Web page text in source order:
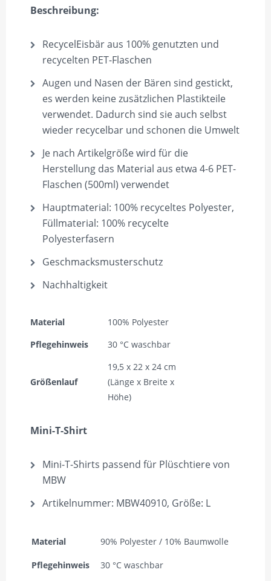
Beschreibung:
RecycelEisbär aus 100% genutzten und
recycelten PET-Flaschen
Augen und Nasen der Bären sind gestickt,
es werden keine zusätzlichen Plastikteile
verwendet. Dadurch sind sie auch selbst
wieder recycelbar und schonen die Umwelt
Je nach Artikelgröße wird für die
Herstellung das Material aus etwa 4-6 PET-
Flaschen (500ml) verwendet
Hauptmaterial: 100% recyceltes Polyester,
Füllmaterial: 100% recycelte
Polyesterfasern
Geschmacksmusterschutz
Nachhaltigkeit
Material
100% Polyester
Pflegehinweis
30 °C waschbar
Größenlauf
19,5 x 22 x 24 cm
(Länge x Breite x
Höhe)
Mini-T-Shirt
Mini-T-Shirts passend für Plüschtiere von
MBW
Artikelnummer: MBW40910, Größe: L
Material 90% Polyester / 10% Baumwolle
Pflegehinweis 30 °C waschbar